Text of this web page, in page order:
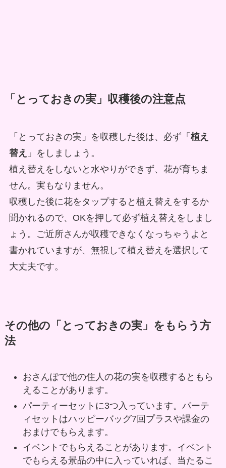
「とっておきの実」収穫後の注意点
「とっておきの実」を収穫した後は、 必ず「 植え
替え 」をしましょう。
植え替えをしないと水やりができず、花が育ちま
せん。実もなりません。
収穫した後に花をタップすると植え替えをするか
聞かれるので、OKを押して必ず植え替えをしまし
ょう。ご近所さんが収穫できなくなっちゃうよと
書かれていますが、無視して植え替えを選択して
大丈夫です。
その他の「とっておきの実」をもらう方
法
おさんぽで他の住人の花の実を収穫するともら
えることがあります。
パーティーセットに3つ入っています。パーテ
ィセットはハッピーバッグ7回プラスや課金の
おまけでもらえます。
イベントでもらえることがあります。イベント
でもらえる景品の中に入っていれば、当たるこ